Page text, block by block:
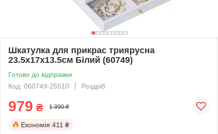
Шкатулка для прикрас триярусна
23.5х17х13.5см Білий (60749)
Готово до відправки
Код: 060749-25510
Роздріб
979 ₴ 1 390 ₴
Економія 411 ₴